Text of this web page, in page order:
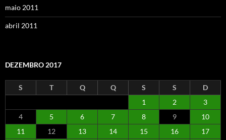
maio 2011
abril 2011
DEZEMBRO 2017
S T Q Q S S
D
1
2
3
4
5 6 7 8 9
10
11
12 13 14 15 16 17